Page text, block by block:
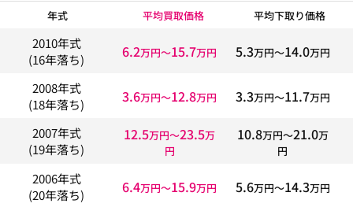
年式 平均買取価格 平均下取り価格
2010年式
(16年落ち)
6.2万円〜15.7万円 5.3万円〜14.0万円
2008年式
(18年落ち)
3.6万円〜12.8万円 3.3万円〜11.7万円
2007年式
(19年落ち)
12.5万円〜23.5万
円
10.8万円〜21.0万
円
2006年式
(20年落ち)
6.4万円〜15.9万円 5.6万円〜14.3万円